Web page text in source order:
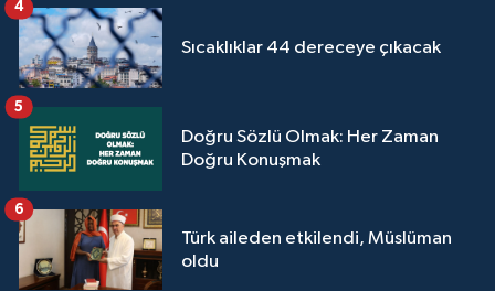
Sıcaklıklar 44 dereceye çıkacak
4
Doğru Sözlü Olmak: Her Zaman
Doğru Konuşmak
5
Türk aileden etkilendi, Müslüman
oldu
6